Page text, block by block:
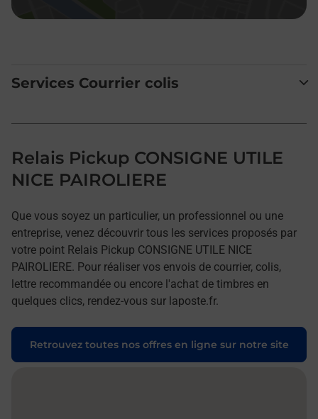
Services Courrier colis
Relais Pickup CONSIGNE UTILE
NICE PAIROLIERE
Que vous soyez un particulier, un professionnel ou une
entreprise, venez découvrir tous les services proposés par
votre point Relais Pickup CONSIGNE UTILE NICE
PAIROLIERE. Pour réaliser vos envois de courrier, colis,
lettre recommandée ou encore l'achat de timbres en
quelques clics, rendez-vous sur laposte.fr.
Retrouvez toutes nos offres en ligne sur notre site